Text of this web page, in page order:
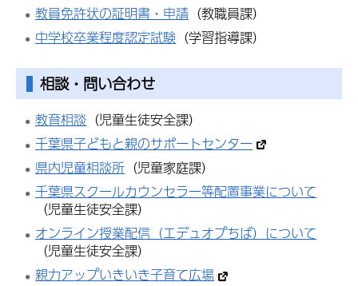
教員免許状の証明書・申請 （教職員課）
中学校卒業程度認定試験 （学習指導課）
相談・問い合わせ
教育相談 （児童生徒安全課）
千葉県子どもと親のサポートセンター
県内児童相談所 （児童家庭課）
千葉県スクールカウンセラー等配置事業について
（児童生徒安全課）
オンライン授業配信（エデュオプちば）について
（児童生徒安全課）
親力アップいきいき子育て広場